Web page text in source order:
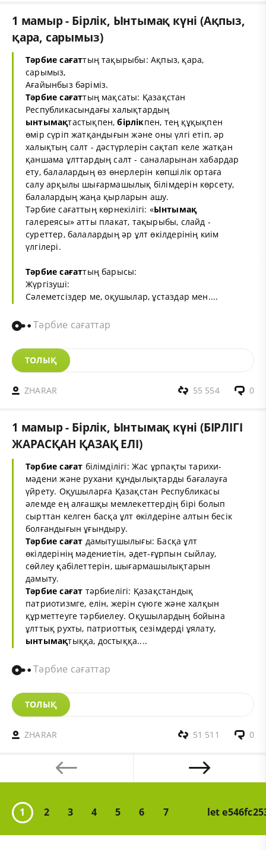
1 мамыр - Бірлік, Ынтымақ күні (Ақпыз,
қара, сарымыз)
Тәрбие сағаттың тақырыбы: Ақпыз, қара,
сарымыз,
Ағайынбыз бәріміз.
Тәрбие сағаттың мақсаты: Қазақстан
Республикасындағы халықтардың
ынтымақтастықпен,бірлікпен, тең құқықпен
өмір сүріп жатқандығын және оны үлгі етіп, әр
халықтың салт - дәстүрлерін сақтап келе жатқан
қаншама ұлттардың салт - саналарынан хабардар
ету, балалардың өз өнерлерін көпшілік ортаға
салу арқылы шығармашылық білімдерін көрсету,
балалардың жаңа қырларын ашу.
Тәрбие сағаттың көрнекілігі: «Ынтымақ
галереясы» атты плакат, тақырыбы, слайд -
суреттер, балалардың әр ұлт өкілдерінің киім
үлгілері.
Тәрбие сағаттың барысы:
Жүргізуші:
Сәлеметсіздер ме, оқушылар, ұстаздар мен....
Тәрбие сағаттар
ТОЛЫҚ
ZHARAR 0
55 554
1 мамыр - Бірлік, Ынтымақ күні (БІРЛІГІ
ЖАРАСҚАН ҚАЗАҚ ЕЛІ)
Тәрбие сағат білімділігі: Жас ұрпақты тарихи-
мәдени және рухани құндылықтарды бағалауға
үйрету. Оқушыларға Қазақстан Республикасы
әлемде ең алғашқы мемлекеттердің бірі болып
сырттан келген басқа ұлт өкілдеріне алтын бесік
болғандығын ұғындыру.
Тәрбие сағат дамытушылығы: Басқа ұлт
өкілдерінің мәдениетін, әдет-ғұрпын сыйлау,
сөйлеу қабілеттерін, шығармашылықтарын
дамыту.
Тәрбие сағат тәрбиелігі: Қазақстандық
патриотизмге, елін, жерін сүюге және халқын
құрметтеуге тәрбиелеу. Оқушылардың бойына
ұлттық рухты, патриоттық сезімдерді ұялату,
ынтымақтыққа, достыққа....
Тәрбие сағаттар
ТОЛЫҚ
ZHARAR 0
51 511
1 2 3 4 5 6 7